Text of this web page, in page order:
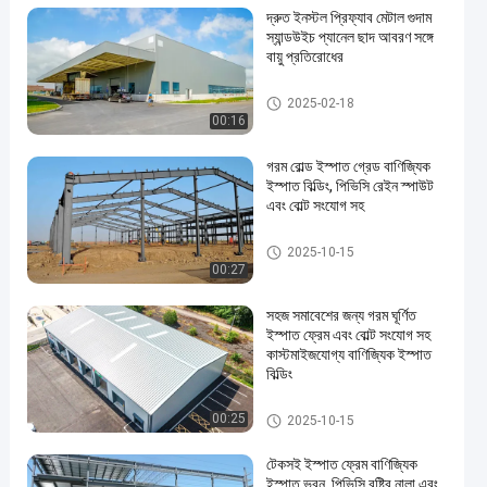
00:16
দ্রুত ইনস্টল প্রিফ্যাব মেটাল গুদাম
স্যান্ডউইচ প্যানেল ছাদ আবরণ সঙ্গে
বায়ু প্রতিরোধের
ইস্পাত কাঠামো কর্মশালা
2025-02-18
00:27
গরম রোল্ড ইস্পাত গ্রেড বাণিজ্যিক
ইস্পাত বিল্ডিং, পিভিসি রেইন স্পাউট
এবং বোল্ট সংযোগ সহ
বাণিজ্যিক ইস্পাত ভবন
2025-10-15
00:25
সহজ সমাবেশের জন্য গরম ঘূর্ণিত
ইস্পাত ফ্রেম এবং বোল্ট সংযোগ সহ
কাস্টমাইজযোগ্য বাণিজ্যিক ইস্পাত
বিল্ডিং
বাণিজ্যিক ইস্পাত ভবন
2025-10-15
টেকসই ইস্পাত ফ্রেম বাণিজ্যিক